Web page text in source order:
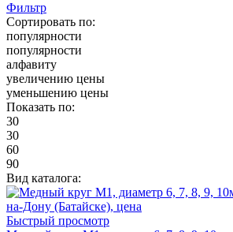
Фильтр
Сортировать по:
популярности
популярности
алфавиту
увеличению цены
уменьшению цены
Показать по:
30
30
60
90
Вид каталога:
Быстрый просмотр